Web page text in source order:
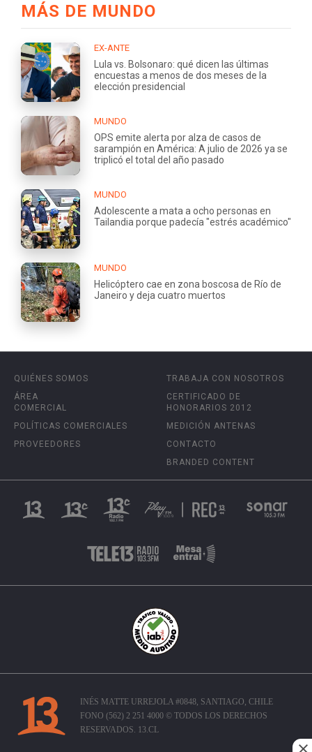
MÁS DE MUNDO
EX-ANTE
Lula vs. Bolsonaro: qué dicen las últimas
encuestas a menos de dos meses de la
elección presidencial
MUNDO
OPS emite alerta por alza de casos de
sarampión en América: A julio de 2026 ya se
triplicó el total del año pasado
MUNDO
Adolescente a mata a ocho personas en
Tailandia porque padecía "estrés académico"
MUNDO
Helicóptero cae en zona boscosa de Río de
Janeiro y deja cuatro muertos
QUIÉNES SOMOS
ÁREA
COMERCIAL
POLÍTICAS COMERCIALES
PROVEEDORES
TRABAJA CON NOSOTROS
CERTIFICADO DE
HONORARIOS 2012
MEDICIÓN ANTENAS
CONTACTO
BRANDED CONTENT
INÉS MATTE URREJOLA #0848, SANTIAGO, CHILE
FONO (562) 2 251 4000 © TODOS LOS DERECHOS
RESERVADOS. 13.CL